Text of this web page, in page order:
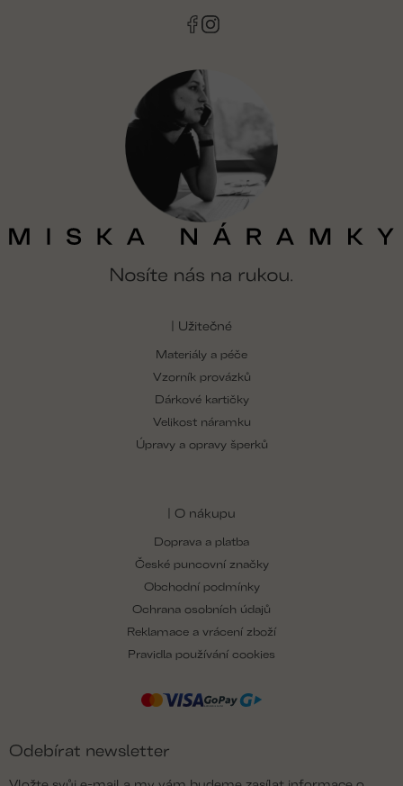
| Užitečné
Materiály a péče
Vzorník provázků
Dárkové kartičky
Velikost náramku
Úpravy a opravy šperků
| O nákupu
Doprava a platba
České puncovní značky
Obchodní podmínky
Ochrana osobních údajů
Reklamace a vrácení zboží
Pravidla používání cookies
Odebírat newsletter